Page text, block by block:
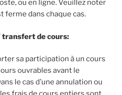
ou en ligne. Veuillez noter
ferme dans chaque cas.
transfert de cours:
sa participation à un cours
ouvrables avant le
le cas d’une annulation ou